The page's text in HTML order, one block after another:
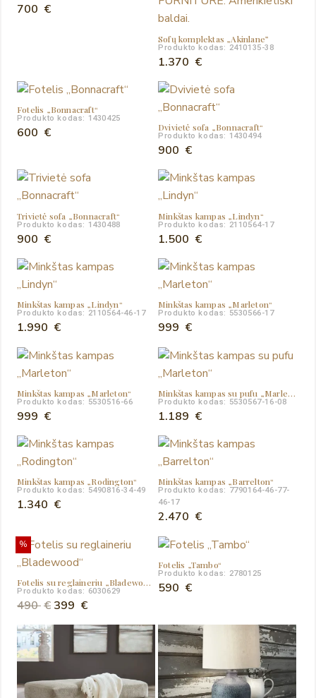
700 €
Sofų komplektas „Akinlane”
Produkto kodas: 2410135-38
1.370 €
Fotelis „Bonnacraft“
Produkto kodas: 1430425
600 € Dvivietė sofa „Bonnacraft“
Produkto kodas: 1430494
900 €
Trivietė sofa „Bonnacraft“
Produkto kodas: 1430488
900 €
Minkštas kampas „Lindyn“
Produkto kodas: 2110564-17
1.500 €
Minkštas kampas „Lindyn“
Produkto kodas: 2110564-46-17
1.990 €
Minkštas kampas „Marleton“
Produkto kodas: 5530566-17
999 €
Minkštas kampas „Marleton“
Produkto kodas: 5530516-66
999 €
Minkštas kampas su pufu „Marleton“
Produkto kodas: 5530567-16-08
1.189 €
Minkštas kampas „Rodington“
Produkto kodas: 5490816-34-49
1.340 €
Minkštas kampas „Barrelton“
Produkto kodas: 7790164-46-77-
46-17
2.470 €
%
Fotelis su reglaineriu „Bladewood“
Produkto kodas: 6030629
490€ Original
price
was:
490 €.
399 €Current
price
is:
399 €.
Fotelis „Tambo“
Produkto kodas: 2780125
590 €